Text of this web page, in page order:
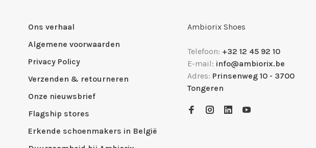
Ons verhaal
Algemene voorwaarden
Privacy Policy
Verzenden & retourneren
Onze nieuwsbrief
Flagship stores
Erkende schoenmakers in België
Ambiorix Shoes
Telefoon: +32 12 45 92 10
E-mail: info@ambiorix.be
Adres: Prinsenweg 10 - 3700
Tongeren